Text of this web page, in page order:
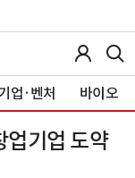
업·벤처 바이오
기업 도약